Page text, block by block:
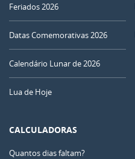
Feriados 2026
Datas Comemorativas 2026
Calendário Lunar de 2026
Lua de Hoje
CALCULADORAS
Quantos dias faltam?